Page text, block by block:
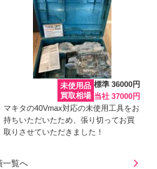
未使用品
買取相場
標準 36000円
当社 37000円
マキタの40Vmax対応の未使用工具をお
持ちいただいたため、張り切ってお買
取りさせていただきました！
一覧へ